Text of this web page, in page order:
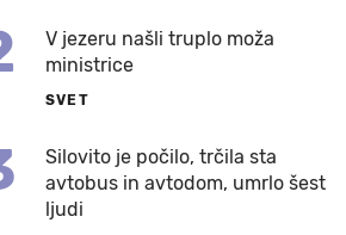
V jezeru našli truplo moža
ministrice
SVET
Silovito je počilo, trčila sta
avtobus in avtodom, umrlo šest
ljudi